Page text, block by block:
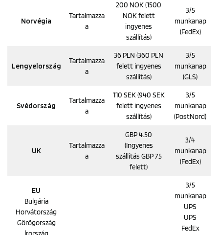
Norvégia
Tartalmazza
a
200 NOK (1500
NOK felett
ingyenes
szállítás)
3/5
munkanap
(FedEx)
Lengyelország
Tartalmazza
a
36 PLN (360 PLN
felett ingyenes
szállítás)
3/5
munkanap
(GLS)
Svédország
Tartalmazza
a
110 SEK (940 SEK
felett ingyenes
szállítás)
3/5
munkanap
(PostNord)
UK
Tartalmazza
a
GBP 4.50
(Ingyenes
szállítás GBP 75
felett)
3/4
munkanap
(FedEx)
EU
Bulgária
Horvátország
Görögország
3/5
munkanap
UPS
UPS
FedEx